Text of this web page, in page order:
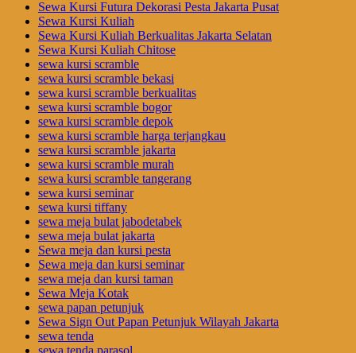
Sewa Kursi Futura Dekorasi Pesta Jakarta Pusat
Sewa Kursi Kuliah
Sewa Kursi Kuliah Berkualitas Jakarta Selatan
Sewa Kursi Kuliah Chitose
sewa kursi scramble
sewa kursi scramble bekasi
sewa kursi scramble berkualitas
sewa kursi scramble bogor
sewa kursi scramble depok
sewa kursi scramble harga terjangkau
sewa kursi scramble jakarta
sewa kursi scramble murah
sewa kursi scramble tangerang
sewa kursi seminar
sewa kursi tiffany
sewa meja bulat jabodetabek
sewa meja bulat jakarta
Sewa meja dan kursi pesta
Sewa meja dan kursi seminar
sewa meja dan kursi taman
Sewa Meja Kotak
sewa papan petunjuk
Sewa Sign Out Papan Petunjuk Wilayah Jakarta
sewa tenda